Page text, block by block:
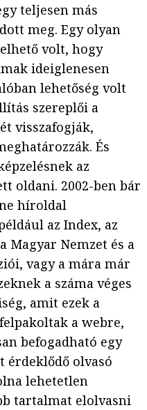
teljesen más
meg. Egy olyan
volt, hogy
ideiglenesen
lehetőség volt
szereplői a
visszafogják,
És
az
oldani. 2002-ben bár
híroldal
az Index, az
Magyar Nemzet és a
vagy a mára már
a száma véges
amit ezek a
a webre,
befogadható egy
érdeklődő olvasó
lehetetlen
tartalmat elolvasni